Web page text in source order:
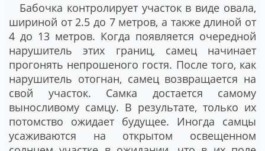
Бабочка контролирует участок в виде овала,
шириной от 2.5 до 7 метров, а также длиной от
4 до 13 метров. Когда появляется очередной
нарушитель этих границ, самец начинает
прогонять непрошеного гостя. После того, как
нарушитель отогнан, самец возвращается на
свой участок. Самка достается самому
выносливому самцу. В результате, только их
потомство ожидает будущее. Иногда самцы
усаживаются на открытом освещенном